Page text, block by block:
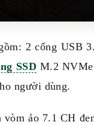
2 cổng USB
SSD M.2
người dùng.
vòm ảo 7.1 CH